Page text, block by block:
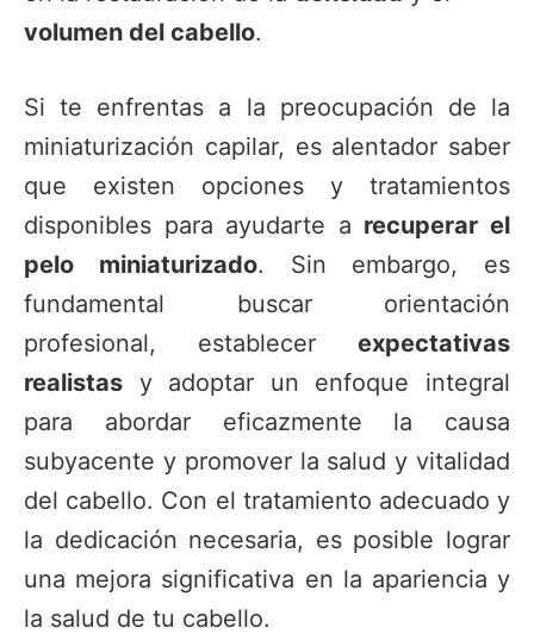
volumen del cabello.
Si te enfrentas a la preocupación de la
miniaturización capilar, es alentador saber
que existen opciones y tratamientos
disponibles para ayudarte a recuperar el
pelo miniaturizado. Sin embargo, es
fundamental buscar orientación
profesional, establecer expectativas
realistas y adoptar un enfoque integral
para abordar eficazmente la causa
subyacente y promover la salud y vitalidad
del cabello. Con el tratamiento adecuado y
la dedicación necesaria, es posible lograr
una mejora significativa en la apariencia y
la salud de tu cabello.